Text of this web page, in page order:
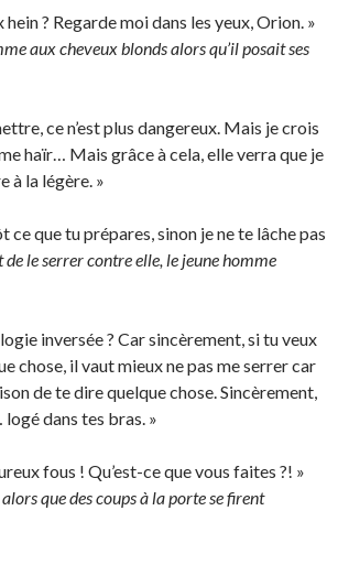
hein ? Regarde moi dans les yeux, Orion. »
aux cheveux blonds alors qu’il posait ses
ce n’est plus dangereux. Mais je crois
haïr… Mais grâce à cela, elle verra que je
à la légère. »
que tu prépares, sinon je ne te lâche pas
de le serrer contre elle, le jeune homme
inversée ? Car sincèrement, si tu veux
chose, il vaut mieux ne pas me serrer car
de te dire quelque chose. Sincèrement,
dans tes bras. »
fous ! Qu’est-ce que vous faites ?! »
que des coups à la porte se firent